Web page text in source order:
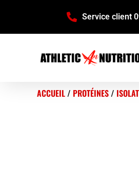
Service client
ACCUEIL/ PROTÉINES/